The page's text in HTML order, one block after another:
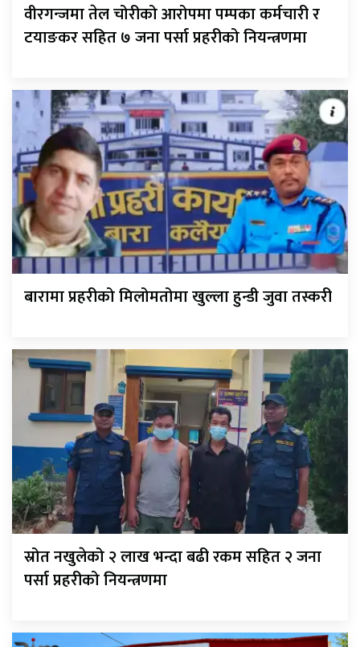
वीरगन्जमा तेल चोरीको आरोपमा पम्पका कर्मचारी र
टयाङकर सहित ७ जना पर्सा प्रहरीको नियन्त्रणमा
बारामा प्रहरीको मिलोमतोमा खुल्ला हुन्डी जुवा तस्करी
स्रोत नखुलेको २ लाख भन्दा बढी रकम सहित २ जना
पर्सा प्रहरीको नियन्त्रणमा